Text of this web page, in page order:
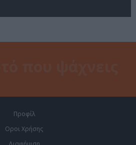
Προφίλ
Οροι Χρήσης